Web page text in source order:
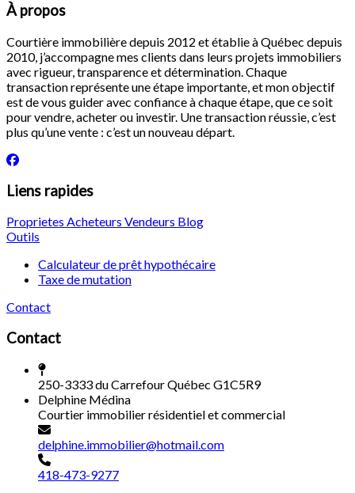
À propos
Courtière immobilière depuis 2012 et établie à Québec depuis
2010, j’accompagne mes clients dans leurs projets immobiliers
avec rigueur, transparence et détermination. Chaque
transaction représente une étape importante, et mon objectif
est de vous guider avec confiance à chaque étape, que ce soit
pour vendre, acheter ou investir. Une transaction réussie, c’est
plus qu’une vente : c’est un nouveau départ.
Liens rapides
Proprietes Acheteurs Vendeurs Blog
Outils
Calculateur de prêt hypothécaire
Taxe de mutation
Contact
Contact
250-3333 du Carrefour Québec G1C5R9
Delphine Médina
Courtier immobilier résidentiel et commercial
delphine.immobilier@hotmail.com
418-473-9277